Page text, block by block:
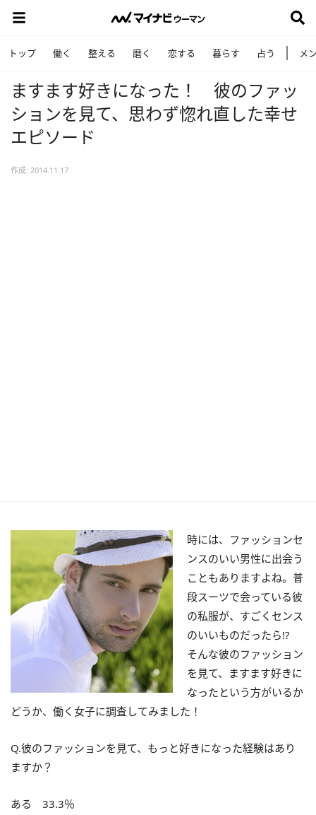
トップ 働く 整える 磨く 恋する 暮らす 占う メ
ますます好きになった！ 彼のファッ
ションを見て、思わず惚れ直した幸せ
エピソード
作成: 2014.11.17
時には、ファッションセ
ンスのいい男性に出会う
こともありますよね。普
段スーツで会っている彼
の私服が、すごくセンス
のいいものだったら!?
そんな彼のファッション
を見て、ますます好きに
なったという方がいるか
どうか、働く女子に調査してみました！
Q.彼のファッションを見て、もっと好きになった経験はあり
ますか？
ある 33.3％